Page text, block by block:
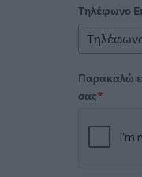
Τηλέφωνο
Παρακαλώ
σας*